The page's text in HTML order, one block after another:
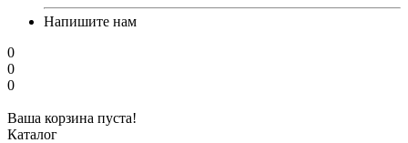
Напишите нам
0
0
0
Ваша корзина пуста!
Каталог